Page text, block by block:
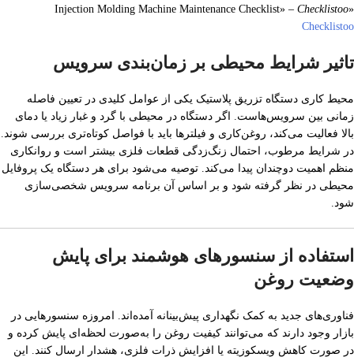
«Injection Molding Machine Maintenance Checklist» –
Checklistoo
Checklistoo
تاثیر شرایط محیطی بر زمان‌بندی سرویس
محیط کاری دستگاه تزریق پلاستیک یکی از عوامل کلیدی در تعیین فاصله
زمانی بین سرویس‌هاست. اگر دستگاه در محیطی با گرد و غبار زیاد یا دمای
بالا فعالیت می‌کند، روغن‌کاری و فیلترها باید با فواصل کوتاه‌تری بررسی شوند.
در شرایط مرطوب، احتمال زنگ‌زدگی قطعات فلزی بیشتر است و روانکاری
منظم اهمیت دوچندان پیدا می‌کند. توصیه می‌شود برای هر دستگاه یک پروفایل
محیطی در نظر گرفته شود و بر اساس آن برنامه سرویس شخصی‌سازی
شود.
استفاده از سنسورهای هوشمند برای پایش
وضعیت روغن
فناوری‌های جدید به کمک نگهداری پیش‌بینانه آمده‌اند. امروزه سنسورهایی در
بازار وجود دارند که می‌توانند کیفیت روغن را به‌صورت لحظه‌ای پایش کرده و
در صورت کاهش ویسکوزیته یا افزایش ذرات فلزی، هشدار ارسال کنند. این